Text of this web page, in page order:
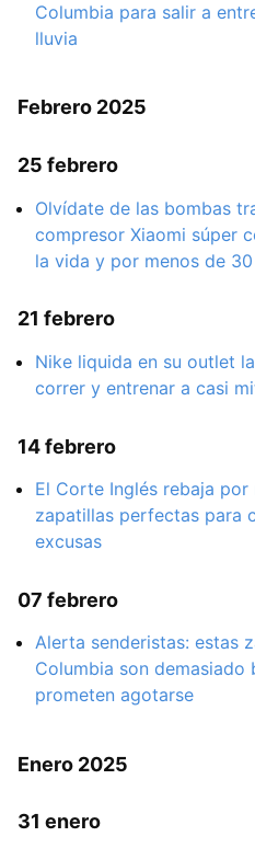
Columbia para salir a
lluvia
Febrero 2025
25 febrero
Olvídate de las bombas
compresor Xiaomi súper
la vida y por menos de
21 febrero
Nike liquida en su outlet
correr y entrenar a casi
14 febrero
El Corte Inglés rebaja
zapatillas perfectas para
excusas
07 febrero
Alerta senderistas: estas
Columbia son demasiado
prometen agotarse
Enero 2025
31 enero